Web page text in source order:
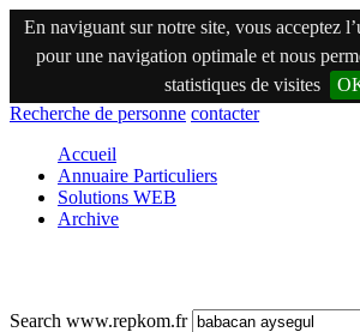
En naviguant sur notre site, vous acceptez
pour une navigation optimale et nous
statistiques de visites
Recherche de personne contacter
Accueil
Annuaire Particuliers
Solutions WEB
Archive
Search www.repkom.fr